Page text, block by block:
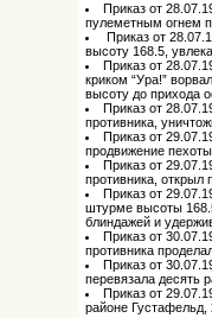
Приказ от
пулеметным огнем
Приказ от
высоту 168.5,
Приказ от
криком “Ура!”
высоту до прихода
Приказ от
противника,
Приказ от
продвижение
Приказ от
противника, открыл
Приказ от
штурме высоты
блиндажей и
Приказ от
противника
Приказ от
перевязала десять
Приказ от
районе Густафельд,